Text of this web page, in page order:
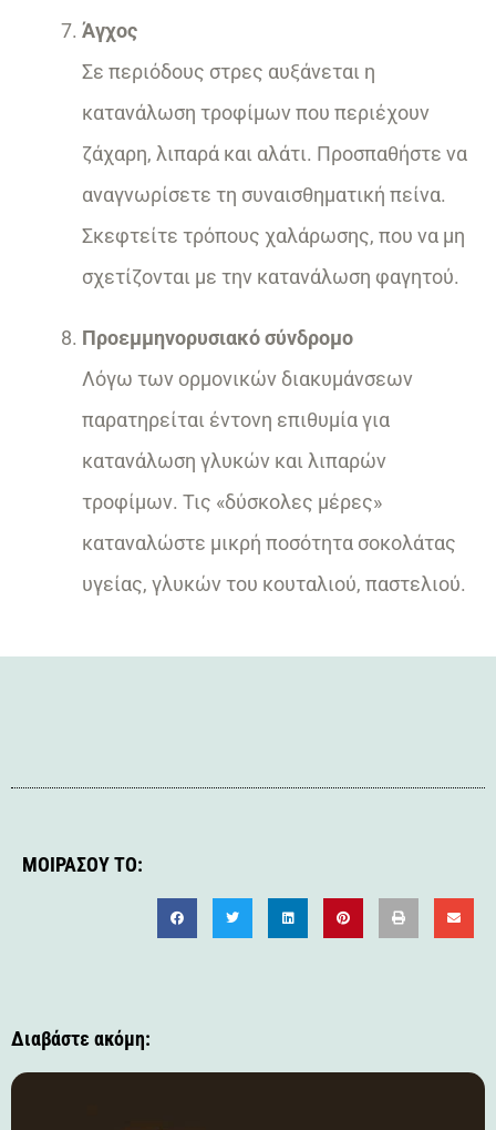
Άγχος
Σε περιόδους στρες αυξάνεται η
κατανάλωση τροφίμων που περιέχουν
ζάχαρη, λιπαρά και αλάτι. Προσπαθήστε να
αναγνωρίσετε τη συναισθηματική πείνα.
Σκεφτείτε τρόπους χαλάρωσης, που να μη
σχετίζονται με την κατανάλωση φαγητού.
Προεμμηνορυσιακό σύνδρομο
Λόγω των ορμονικών διακυμάνσεων
παρατηρείται έντονη επιθυμία για
κατανάλωση γλυκών και λιπαρών
τροφίμων. Τις «δύσκολες μέρες»
καταναλώστε μικρή ποσότητα σοκολάτας
υγείας, γλυκών του κουταλιού, παστελιού.
ΜΟΙΡΆΣΟΥ ΤΟ:
Διαβάστε ακόμη: